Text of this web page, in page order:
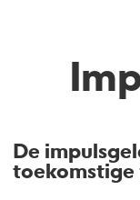
De
toekomstige